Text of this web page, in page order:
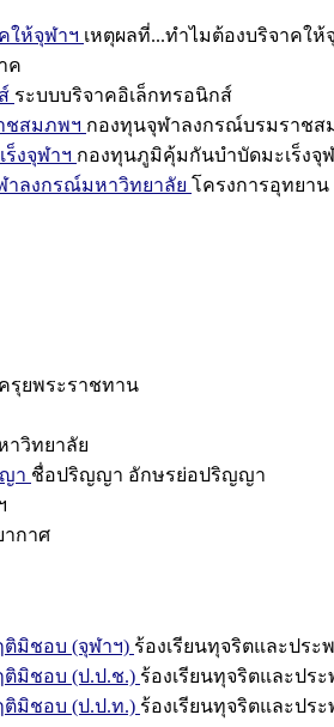
ให้จุฬาฯ เหตุผลที่...ทำไมต้องบริจาคให้
ค
ระบบบริจาคอิเล็กทรอนิกส์
ชสมภพฯ กองทุนจุฬาลงกรณ์บรมราชส
งจุฬาฯ กองทุนภูมิคุ้มกันบำบัดมะเร็งจุ
าลงกรณ์มหาวิทยาลัย โครงการอุทยา
รุยพระราชทาน
าวิทยาลัย
า ชื่อปริญญา อักษรย่อปริญญา
ากาศ
ติมิชอบ (จุฬาฯ) ร้องเรียนทุจริตและปร
ติมิชอบ (ป.ป.ช.) ร้องเรียนทุจริตและปร
ติมิชอบ (ป.ป.ท.) ร้องเรียนทุจริตและปร